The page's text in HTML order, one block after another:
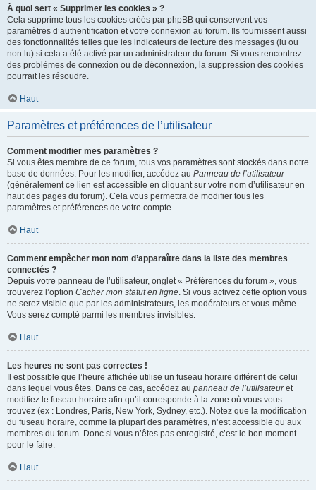
À quoi sert « Supprimer les cookies » ?
Cela supprime tous les cookies créés par phpBB qui conservent vos
paramètres d’authentification et votre connexion au forum. Ils fournissent aussi
des fonctionnalités telles que les indicateurs de lecture des messages (lu ou
non lu) si cela a été activé par un administrateur du forum. Si vous rencontrez
des problèmes de connexion ou de déconnexion, la suppression des cookies
pourrait les résoudre.
Haut
Paramètres et préférences de l’utilisateur
Comment modifier mes paramètres ?
Si vous êtes membre de ce forum, tous vos paramètres sont stockés dans notre
base de données. Pour les modifier, accédez au Panneau de l’utilisateur
(généralement ce lien est accessible en cliquant sur votre nom d’utilisateur en
haut des pages du forum). Cela vous permettra de modifier tous les
paramètres et préférences de votre compte.
Haut
Comment empêcher mon nom d’apparaître dans la liste des membres
connectés ?
Depuis votre panneau de l’utilisateur, onglet « Préférences du forum », vous
trouverez l’option Cacher mon statut en ligne. Si vous activez cette option vous
ne serez visible que par les administrateurs, les modérateurs et vous-même.
Vous serez compté parmi les membres invisibles.
Haut
Les heures ne sont pas correctes !
Il est possible que l’heure affichée utilise un fuseau horaire différent de celui
dans lequel vous êtes. Dans ce cas, accédez au panneau de l’utilisateuret
modifiez le fuseau horaire afin qu’il corresponde à la zone où vous vous
trouvez (ex : Londres, Paris, New York, Sydney, etc.). Notez que la modification
du fuseau horaire, comme la plupart des paramètres, n’est accessible qu’aux
membres du forum. Donc si vous n’êtes pas enregistré, c’est le bon moment
pour le faire.
Haut